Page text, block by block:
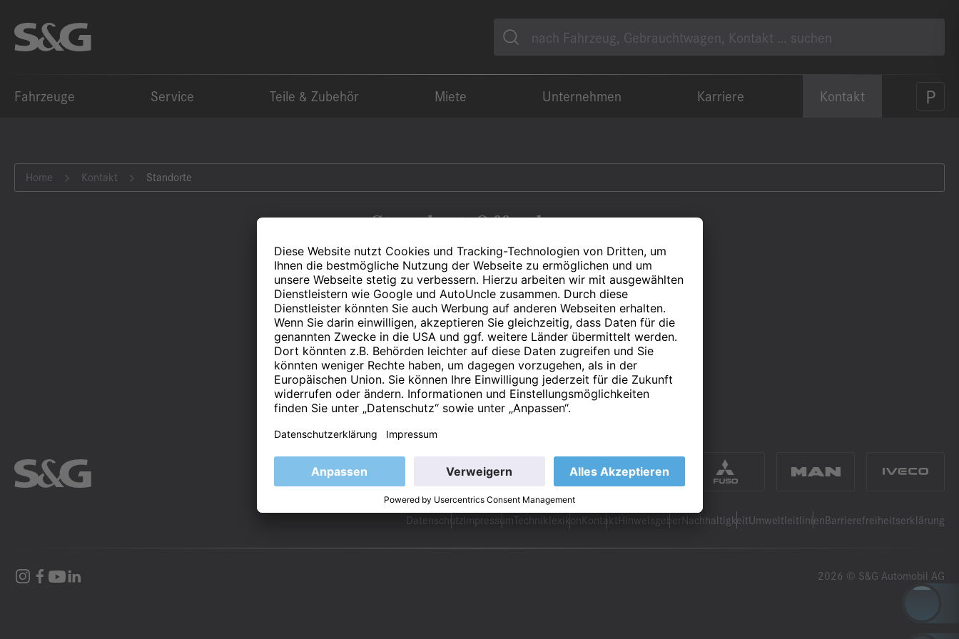
Suche
Fahrzeuge Service Teile & Zubehör Miete Unternehmen Karriere Kontakt
Home Kontakt Standorte
Standort Offenburg
Mercedes-Benz smart FUSO
DatenschutzImpressumTechniklexikonKontaktHinweisgeberNachhaltigkeitUmweltleitlinienBarrierefreiheitserklärung
2026 © S&G Automobil AG